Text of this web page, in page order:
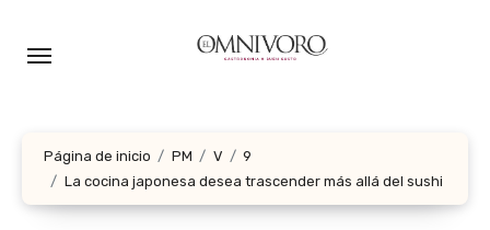
Página de inicio PM V
9
La cocina japonesa desea trascender más allá del sushi